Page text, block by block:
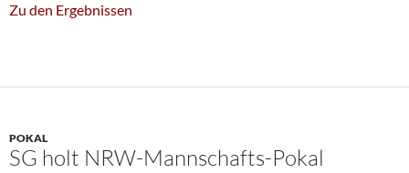
Zu den Ergebnissen
POKAL
SG holt NRW-Mannschafts-Pokal